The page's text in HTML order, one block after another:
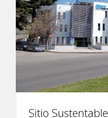
Sitio Sustentable